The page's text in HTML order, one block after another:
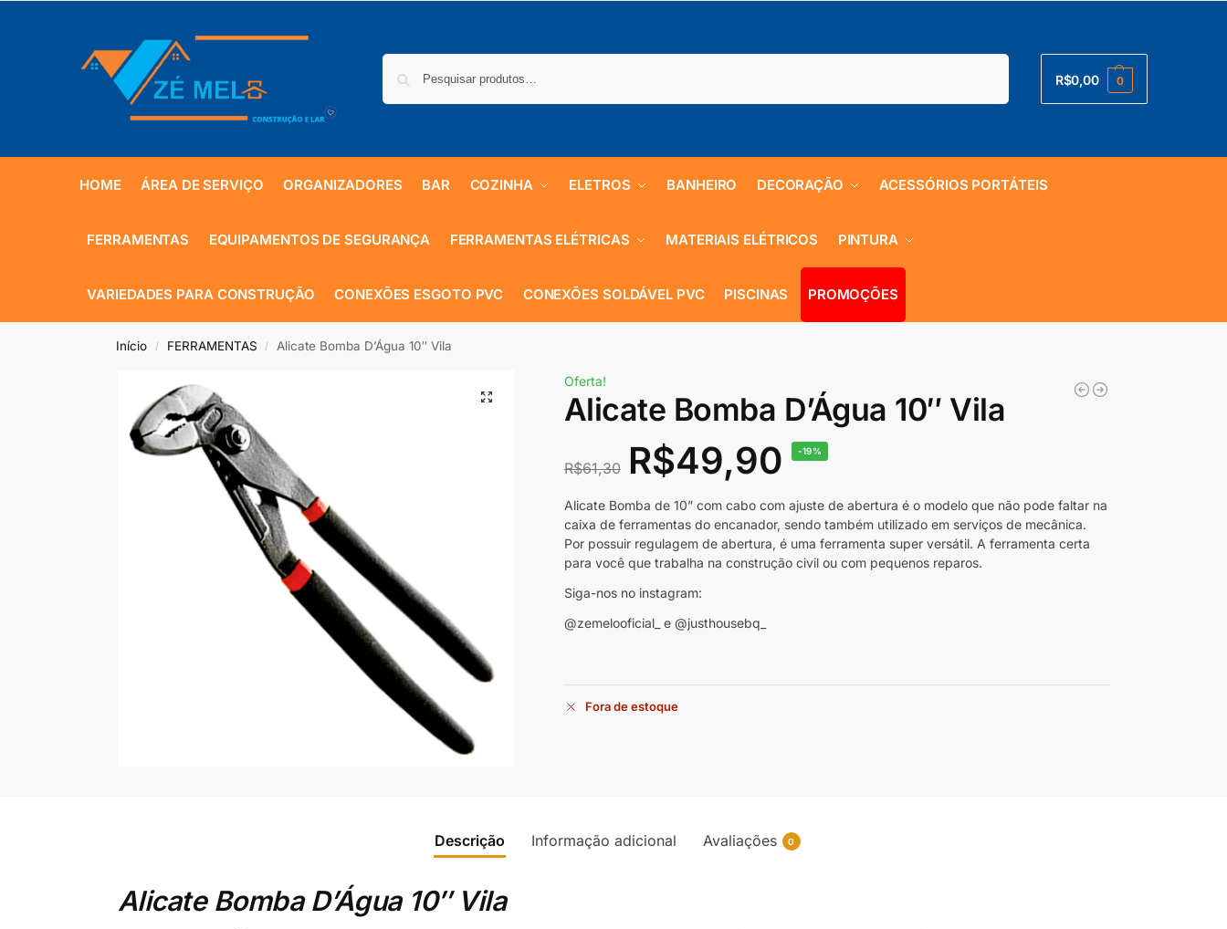
R$0,00 0
HOME ÁREA DE SERVIÇO ORGANIZADORES BAR COZINHA ELETROS BANHEIRO DECORAÇÃO ACESSÓRIOS PORTÁTEIS
FERRAMENTAS EQUIPAMENTOS DE SEGURANÇA FERRAMENTAS ELÉTRICAS MATERIAIS ELÉTRICOS PINTURA
VARIEDADES PARA CONSTRUÇÃO CONEXÕES ESGOTO PVC CONEXÕES SOLDÁVEL PVC PISCINAS PROMOÇÕES
Início / FERRAMENTAS / Alicate Bomba D’Água 10″ Vila
Oferta!
Alicate Bomba D’Água 10″ Vila
R$61,30 R$49,90 -19%
Alicate Bomba de 10” com cabo com ajuste de abertura é o modelo que não pode faltar na
caixa de ferramentas do encanador, sendo também utilizado em serviços de mecânica.
Por possuir regulagem de abertura, é uma ferramenta super versátil. A ferramenta certa
para você que trabalha na construção civil ou com pequenos reparos.
Siga-nos no instagram:
@zemelooficial_ e @justhousebq_
Fora de estoque
Descrição Informação adicional Avaliações 0
Alicate Bomba D’Água 10″ Vila